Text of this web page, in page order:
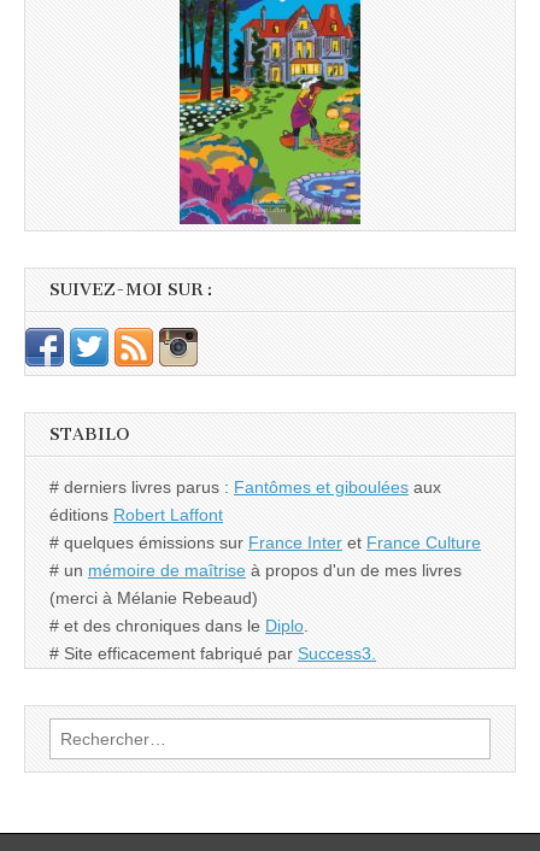
SUIVEZ-MOI SUR :
STABILO
# derniers livres parus : Fantômes et giboulées aux
éditions Robert Laffont
# quelques émissions sur France Inter et France Culture
# un mémoire de maîtrise à propos d'un de mes livres
(merci à Mélanie Rebeaud)
# et des chroniques dans le Diplo
# Site efficacement fabriqué par Success3.
Rechercher :